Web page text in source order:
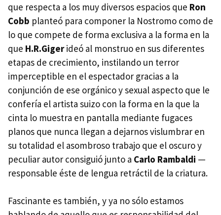
que respecta a los muy diversos espacios que Ron
Cobb planteó para componer la Nostromo como de
lo que compete de forma exclusiva a la forma en la
que H.R.Gigerideó al monstruo en sus diferentes
etapas de crecimiento, instilando un terror
imperceptible en el espectador gracias a la
conjunción de ese orgánico y sexual aspecto que le
confería el artista suizo con la forma en la que la
cinta lo muestra en pantalla mediante fugaces
planos que nunca llegan a dejarnos vislumbrar en
su totalidad el asombroso trabajo que el oscuro y
peculiar autor consiguió junto a Carlo Rambaldi —
responsable éste de lengua retráctil de la criatura.
Fascinante es también, y ya no sólo estamos